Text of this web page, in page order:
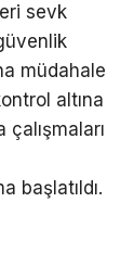
sevk
müdahale
altına
başlatıldı.